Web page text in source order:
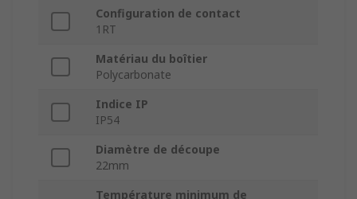
Configuration de contact
1RT
Matériau du boîtier
Polycarbonate
Indice IP
IP54
Diamètre de découpe
22mm
Température minimum de